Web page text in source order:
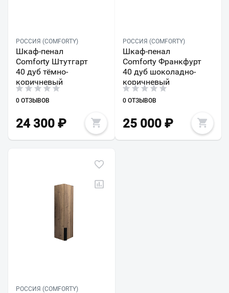
РОССИЯ (COMFORTY)
Шкаф-пенал
Comforty Штутгарт
40 дуб тёмно-
коричневый
0 ОТЗЫВОВ
24 300 ₽
РОССИЯ (COMFORTY)
Шкаф-пенал
Comforty Франкфурт
40 дуб шоколадно-
коричневый
0 ОТЗЫВОВ
25 000₽
РОССИЯ (COMFORTY)